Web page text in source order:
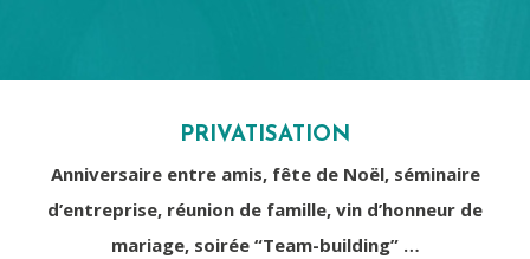
PRIVATISATION
Anniversaire entre amis, fête de Noël, séminaire
d’entreprise, réunion de famille, vin d’honneur de
mariage, soirée “Team-building” …